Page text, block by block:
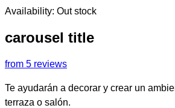
Availability: Out stock
carousel title
from 5 reviews
Te ayudarán a decorar y crear un
terraza o salón.